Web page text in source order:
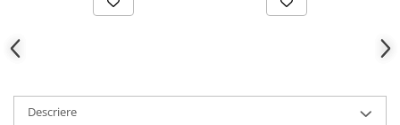
Descriere